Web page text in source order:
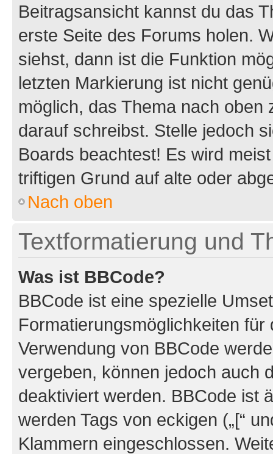
Beitragsansicht kannst du das
erste Seite des Forums holen.
siehst, dann ist die Funktion
letzten Markierung ist nicht
möglich, das Thema nach oben
darauf schreibst. Stelle jedoch
Boards beachtest! Es wird
triftigen Grund auf alte oder
Nach oben
Textformatierung und
Was ist BBCode?
BBCode ist eine spezielle
Formatierungsmöglichkeiten
Verwendung von BBCode
vergeben, können jedoch auch
deaktiviert werden. BBCode ist
werden Tags von eckigen („[“
Klammern eingeschlossen.